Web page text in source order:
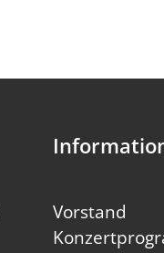
Vorstand